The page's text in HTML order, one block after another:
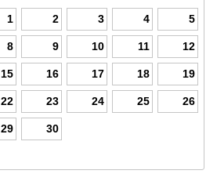
1 2 3 4 5
8 9 10 11 12
15 16 17 18 19
22 23 24 25 26
29 30